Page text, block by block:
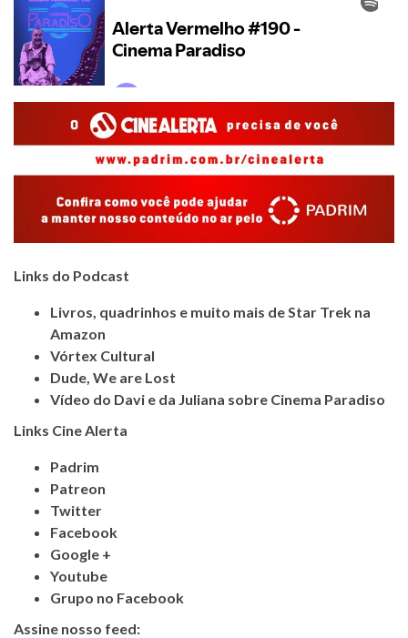
Links do Podcast
Livros, quadrinhos e muito mais de Star Trek na
Amazon
Vórtex Cultural
Dude, We are Lost
Vídeo do Davi e da Juliana sobre Cinema Paradiso
Links Cine Alerta
Padrim
Patreon
Twitter
Facebook
Google +
Youtube
Grupo no Facebook
Assine nosso feed: